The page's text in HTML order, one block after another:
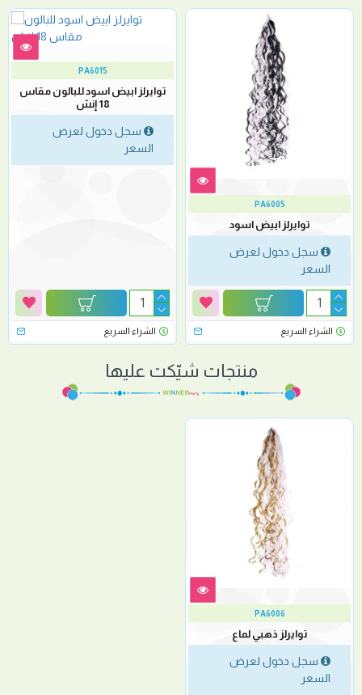
PA6005
توايرلز ابيض اسود
سجل دخول لعرض
السعر
الشراء السريع
PA6015
توايرلز ابيض اسود للبالون مقاس
18 إنش
سجل دخول لعرض
السعر
الشراء السريع
منتجات شيّكت عليها
PA6006
توايرلز ذهبي لماع
سجل دخول لعرض
السعر